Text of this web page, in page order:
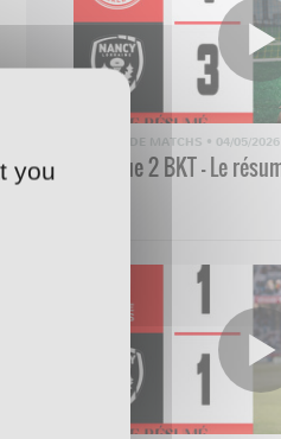
RÉSUMÉ DE MATCHS • 04/05/2026
33 Ligue 2 BKT - Le
you